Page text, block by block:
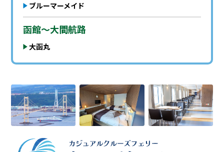
ブルーマーメイド
函館〜大間航路
大函丸